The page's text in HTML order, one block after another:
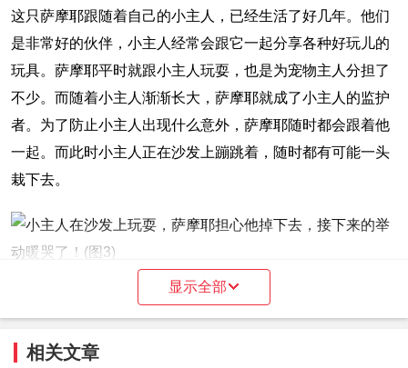
这只萨摩耶跟随着自己的小主人，已经生活了好几年。他们
是非常好的伙伴，小主人经常会跟它一起分享各种好玩儿的
玩具。萨摩耶平时就跟小主人玩耍，也是为宠物主人分担了
不少。而随着小主人渐渐长大，萨摩耶就成了小主人的监护
者。为了防止小主人出现什么意外，萨摩耶随时都会跟着他
一起。而此时小主人正在沙发上蹦跳着，随时都有可能一头
栽下去。
萨摩耶也看见了小主人危险的举动，在一旁的宠物主人，本
以为萨摩耶会直接拉扯孩子。但是他们被萨摩耶接下来的举
动给暖到了，这真的是一只贴心的狗狗。只见萨摩耶没有去
显示全部
相关文章